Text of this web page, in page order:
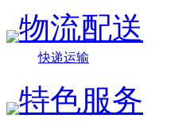
物流配送
快递运输
特色服务